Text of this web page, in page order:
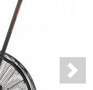
Next